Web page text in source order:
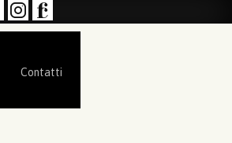
Contatti